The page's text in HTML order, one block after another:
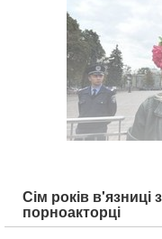
Сім років в'язниці
порноакторці